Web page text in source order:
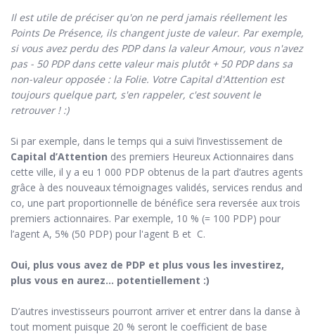
Il est utile de préciser qu'on ne perd jamais réellement les
Points De Présence, ils changent juste de valeur. Par exemple,
si vous avez perdu des PDP dans la valeur Amour, vous n'avez
pas - 50 PDP dans cette valeur mais plutôt + 50 PDP dans sa
non-valeur opposée : la Folie. Votre Capital d'Attention est
toujours quelque part, s'en rappeler, c'est souvent le
retrouver ! :)
Si par exemple, dans le temps qui a suivi l’investissement de
Capital d’Attention des premiers Heureux Actionnaires dans
cette ville, il y a eu 1 000 PDP obtenus de la part d’autres agents
grâce à des nouveaux témoignages validés, services rendus and
co, une part proportionnelle de bénéfice sera reversée aux trois
premiers actionnaires. Par exemple, 10 % (= 100 PDP) pour
l’agent A, 5% (50 PDP) pour l'agent B et C.
Oui, plus vous avez de PDP et plus vous les investirez,
plus vous en aurez... potentiellement :)
D’autres investisseurs pourront arriver et entrer dans la danse à
tout moment puisque 20 % seront le coefficient de base